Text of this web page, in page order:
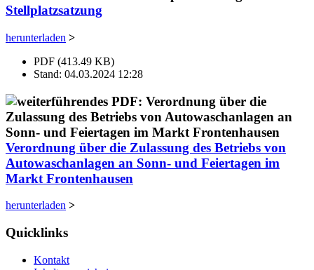
Stellplatzsatzung
herunterladen >
PDF (413.49 KB)
Stand: 04.03.2024 12:28
Verordnung über die Zulassung des Betriebs von
Autowaschanlagen an Sonn- und Feiertagen im
Markt Frontenhausen
herunterladen >
Quicklinks
Kontakt